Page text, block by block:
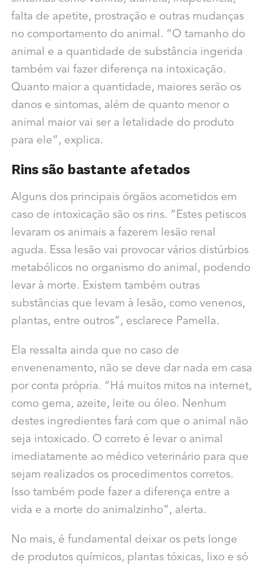
falta de apetite, prostração e outras mudanças
no comportamento do animal. “O tamanho do
animal e a quantidade de substância ingerida
também vai fazer diferença na intoxicação.
Quanto maior a quantidade, maiores serão os
danos e sintomas, além de quanto menor o
animal maior vai ser a letalidade do produto
para ele”, explica.
Rins são bastante afetados
Alguns dos principais órgãos acometidos em
caso de intoxicação são os rins. “Estes petiscos
levaram os animais a fazerem lesão renal
aguda. Essa lesão vai provocar vários distúrbios
metabólicos no organismo do animal, podendo
levar à morte. Existem também outras
substâncias que levam à lesão, como venenos,
plantas, entre outros”, esclarece Pamella.
Ela ressalta ainda que no caso de
envenenamento, não se deve dar nada em casa
por conta própria. “Há muitos mitos na internet,
como gema, azeite, leite ou óleo. Nenhum
destes ingredientes fará com que o animal não
seja intoxicado. O correto é levar o animal
imediatamente ao médico veterinário para que
sejam realizados os procedimentos corretos.
Isso também pode fazer a diferença entre a
vida e a morte do animalzinho”, alerta.
No mais, é fundamental deixar os pets longe
de produtos químicos, plantas tóxicas, lixo e só